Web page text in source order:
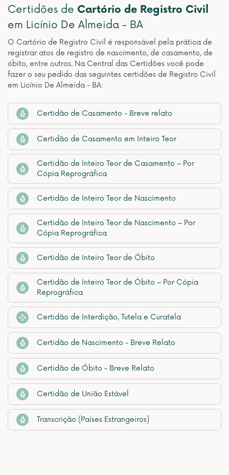
Certidões de Cartório de Registro Civil
em Licínio De Almeida - BA
O Cartório de Registro Civil é responsável pela prática de
registrar atos de registro de nascimento, de casamento, de
óbito, entre outros. Na Central das Certidões você pode
fazer o seu pedido das seguintes certidões de Registro Civil
em Licínio De Almeida - BA:
Certidão de Casamento - Breve relato
Certidão de Casamento em Inteiro Teor
Certidão de Inteiro Teor de Casamento – Por
Cópia Reprográfica
Certidão de Inteiro Teor de Nascimento
Certidão de Inteiro Teor de Nascimento – Por
Cópia Reprográfica
Certidão de Inteiro Teor de Óbito
Certidão de Inteiro Teor de Óbito – Por Cópia
Reprográfica
Certidão de Interdição, Tutela e Curatela
Certidão de Nascimento - Breve Relato
Certidão de Óbito - Breve Relato
Certidão de União Estável
Transcrição (Países Estrangeiros)